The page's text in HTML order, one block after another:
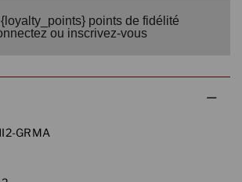
points de fidélité
ou inscrivez-vous
GRMA